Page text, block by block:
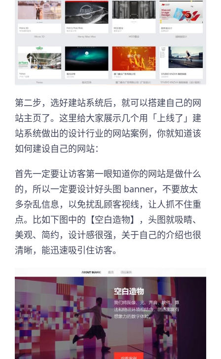
第二步，选好建站系统后，就可以搭建自己的网
站主页了。这里给大家展示几个用「上线了」建
站系统做出的设计行业的网站案例，你就知道该
如何建设自己的网站：
首先一定要让访客第一眼知道你的网站是做什么
的，所以一定要设计好头图 banner，不要放太
多杂乱信息，以免扰乱顾客视线，让人抓不住重
点。比如下图中的【空白造物】，头图就吸睛、
美观、简约，设计感很强，关于自己的介绍也很
清晰，能迅速吸引住访客。